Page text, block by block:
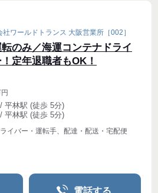
社ワールドトランス 大阪営業所［002］
転のみ／海運コンテナドライ
定年退職者もOK！
平林駅 (徒歩 5分)
平林駅 (徒歩 5分)
イバー・運転手、配達・配送・宅配便
電話する